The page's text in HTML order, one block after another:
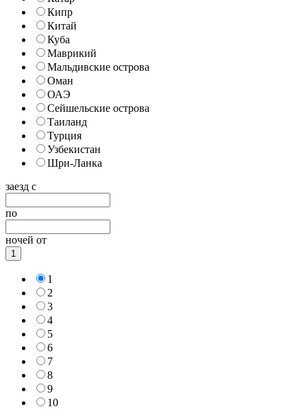
Кипр
Китай
Куба
Маврикий
Мальдивские острова
Оман
ОАЭ
Сейшельские острова
Таиланд
Турция
Узбекистан
Шри-Ланка
заезд с
по
ночей от
1
1
2
3
4
5
6
7
8
9
10